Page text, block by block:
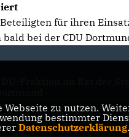
für ihren
bei der CDU
NRW
zu nutzen.
bestimmter
Datenschutzerklärung.